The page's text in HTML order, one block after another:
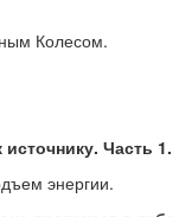
Колесом.
Часть 1.
энергии.